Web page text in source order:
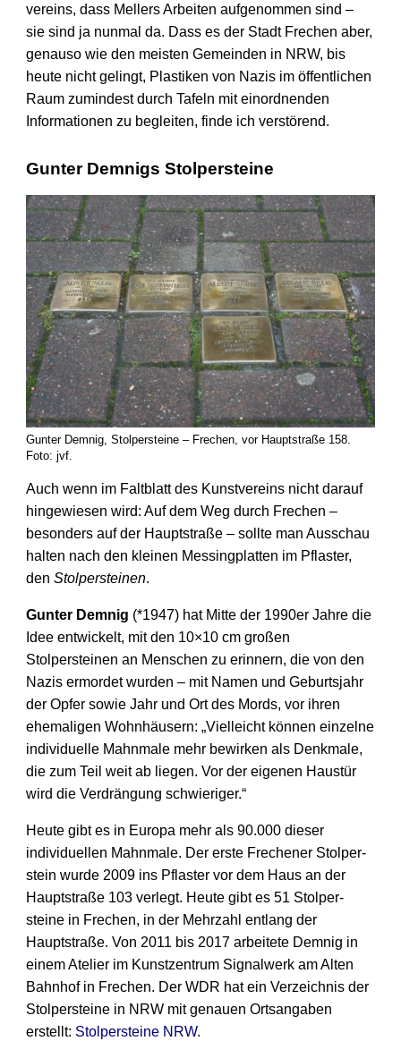
vereins, dass Mellers Arbeiten aufgenommen sind –
sie sind ja nunmal da. Dass es der Stadt Frechen aber,
genauso wie den meisten Gemeinden in NRW, bis
heute nicht gelingt, Plastiken von Nazis im öffent­lichen
Raum zumindest durch Tafeln mit einordnenden
Informationen zu begleiten, finde ich verstörend.
Gunter Demnigs Stolpersteine
Gunter Demnig, Stolpersteine – Frechen, vor Hauptstraße 158.
Foto: jvf.
Auch wenn im Faltblatt des Kunstvereins nicht darauf
hingewiesen wird: Auf dem Weg durch Frechen –
besonders auf der Hauptstraße – sollte man Ausschau
halten nach den kleinen Messingplatten im Pflaster,
den Stolpersteinen.
Gunter Demnig (*1947) hat Mitte der 1990er Jahre die
Idee entwickelt, mit den 10×10 cm großen
Stolpersteinen an Menschen zu erinnern, die von den
Nazis ermordet wurden – mit Namen und Geburts­jahr
der Opfer sowie Jahr und Ort des Mords, vor ihren
ehemaligen Wohn­häusern: „Vielleicht können einzelne
individuelle Mahnmale mehr bewirken als Denkmale,
die zum Teil weit ab liegen. Vor der eigenen Haustür
wird die Verdrängung schwieriger.“
Heute gibt es in Europa mehr als 90.000 dieser
individuellen Mahnmale. Der erste Frechener Stolper­
stein wurde 2009 ins Pflaster vor dem Haus an der
Hauptstraße 103 verlegt. Heute gibt es 51 Stolper­
steine in Frechen, in der Mehrzahl entlang der
Hauptstraße. Von 2011 bis 2017 arbeitete Demnig in
einem Atelier im Kunst­zentrum Signal­werk am Alten
Bahnhof in Frechen. Der WDR hat ein Verzeichnis der
Stolper­steine in NRW mit genauen Ortsangaben
erstellt: Stolpersteine NRW.